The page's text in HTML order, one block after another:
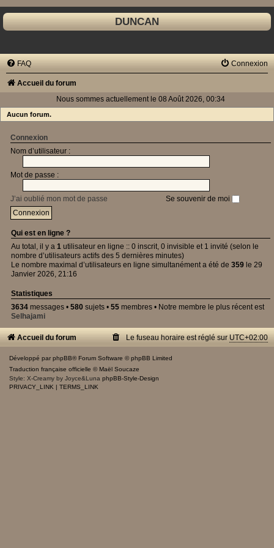
DUNCAN
FAQ Connexion
Accueil du forum
Nous sommes actuellement le 08 Août 2026, 00:34
Aucun forum.
Connexion
Nom d’utilisateur :
Mot de passe :
J’ai oublié mon mot de passe Se souvenir de moi
Qui est en ligne ?
Au total, il y a 1 utilisateur en ligne :: 0 inscrit, 0 invisible et 1 invité (selon le
nombre d’utilisateurs actifs des 5 dernières minutes)
Le nombre maximal d’utilisateurs en ligne simultanément a été de 359 le 29
Janvier 2026, 21:16
Statistiques
3634 messages • 580 sujets • 55 membres • Notre membre le plus récent est
Selhajami
Accueil du forum Le fuseau horaire est réglé sur UTC+02:00
Développé par phpBB® Forum Software © phpBB Limited
Traduction française officielle © Maël Soucaze
Style: X-Creamy by Joyce&Luna phpBB-Style-Design
PRIVACY_LINK
TERMS_LINK